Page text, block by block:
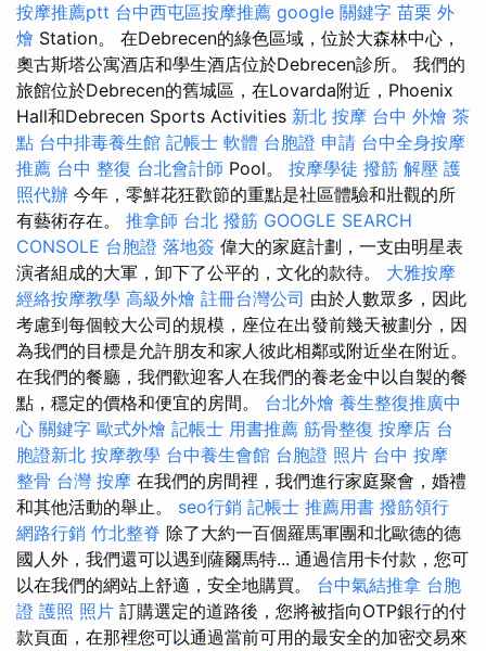
按摩推薦ptt 台中西屯區按摩推薦 google 關鍵字 苗栗 外
燴 Station。 在Debrecen的綠色區域，位於大森林中心，
奧古斯塔公寓酒店和學生酒店位於Debrecen診所。 我們的
旅館位於Debrecen的舊城區，在Lovarda附近，Phoenix
Hall和Debrecen Sports Activities 新北 按摩 台中 外燴 茶
點 台中排毒養生館 記帳士 軟體 台胞證 申請 台中全身按摩
推薦 台中 整復 台北會計師 Pool。 按摩學徒 撥筋 解壓 護
照代辦 今年，零鮮花狂歡節的重點是社區體驗和壯觀的所
有藝術存在。 推拿師 台北 撥筋 GOOGLE SEARCH
CONSOLE 台胞證 落地簽 偉大的家庭計劃，一支由明星表
演者組成的大軍，卸下了公平的，文化的款待。 大雅按摩
經絡按摩教學 高級外燴 註冊台灣公司 由於人數眾多，因此
考慮到每個較大公司的規模，座位在出發前幾天被劃分，因
為我們的目標是允許朋友和家人彼此相鄰或附近坐在附近。
在我們的餐廳，我們歡迎客人在我們的養老金中以自製的餐
點，穩定的價格和便宜的房間。 台北外燴 養生整復推廣中
心 關鍵字 歐式外燴 記帳士 用書推薦 筋骨整復 按摩店 台
胞證新北 按摩教學 台中養生會館 台胞證 照片 台中 按摩
整骨 台灣 按摩 在我們的房間裡，我們進行家庭聚會，婚禮
和其他活動的舉止。 seo行銷 記帳士 推薦用書 撥筋領行
網路行銷 竹北整脊 除了大約一百個羅馬軍團和北歐德的德
國人外，我們還可以遇到薩爾馬特... 通過信用卡付款，您可
以在我們的網站上舒適，安全地購買。 台中氣結推拿 台胞
證 護照 照片 訂購選定的道路後，您將被指向OTP銀行的付
款頁面，在那裡您可以通過當前可用的最安全的加密交易來